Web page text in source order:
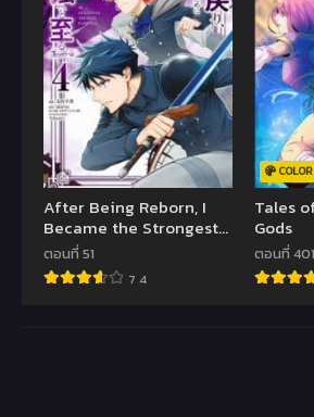
After Being Reborn, I
Became the Strongest
to Save Everyone
ตอนที่ 51
7.4
COLOR
Tales
Gods
ตอนที่ 401